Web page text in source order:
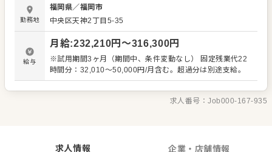
イク、レジ対応など接客全般 ・ドリンク作り、提供 ・予約
管理、電話対応 ・仕込みから盛り付けまでの調理業務 ・食
材の仕入れや在庫管理 ・アルバイトスタッフの教育 など
入社後はスキルに合わせた業務からお任せしますので、
徐々に仕事の幅を広げていきましょう。先輩スタッフがあ
なたの成長をサポートしますので、経験が浅い方も安心し
もめざせます。
勤務地
福岡県／福岡市
中央区天神2丁目5-35
給与
月給:232,210円〜316,300円
※試用期間3ヶ月（期間中、条件変動なし） 固定残業代22
時間分：32,010～50,000円/月含む。超過分は別途支給。
求人番号：Job000-167-935
求人情報 企業・店舗情報